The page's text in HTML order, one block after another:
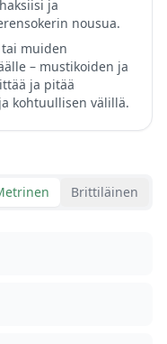
ja
nousua.
muiden
– mustikoiden ja
ja pitää
kohtuullisen välillä.
Brittiläinen